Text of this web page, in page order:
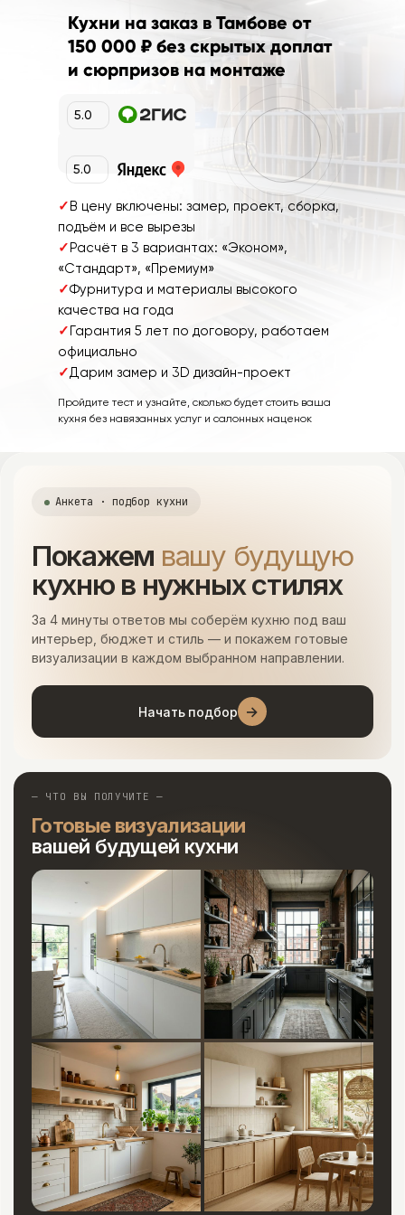
Кухни на заказ в Тамбове от
150 000 ₽ без скрытых доплат
и сюрпризов на монтаже
Пройдите тест и узнайте, сколько будет стоить ваша
кухня без навязанных услуг и салонных наценок
5.0
5.0
✓В цену включены: замер, проект, сборка,
подъём и все вырезы
✓Расчёт в 3 вариантах: «Эконом»,
«Стандарт», «Премиум»
✓Фурнитура и материалы высокого
качества на года
✓Гарантия 5 лет по договору, работаем
официально
✓Дарим замер и 3D дизайн-проект
Анкета · подбор кухни
Покажем вашу будущую
кухню в нужных стилях
За 4 минуты ответов мы соберём кухню под ваш
интерьер, бюджет и стиль — и покажем готовые
визуализации в каждом выбранном направлении.
Начать подбор →
— ЧТО ВЫ ПОЛУЧИТЕ —
Готовые визуализации
вашей будущей кухни